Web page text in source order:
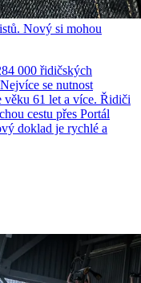
Nový si mohou
000 řidičských
se nutnost
61 let a více. Řidiči
cestu přes Portál
doklad je rychlé a